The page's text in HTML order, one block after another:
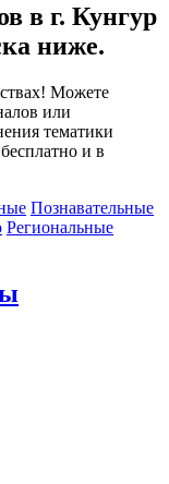
в г. Кунгур
ниже.
Можете
или
тематики
и в
Познавательные
Региональные